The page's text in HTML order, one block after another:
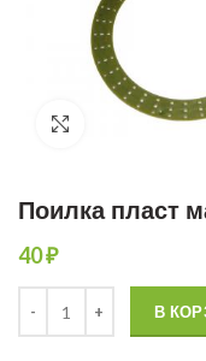
Увеличить
Поилка пласт
40₽
В